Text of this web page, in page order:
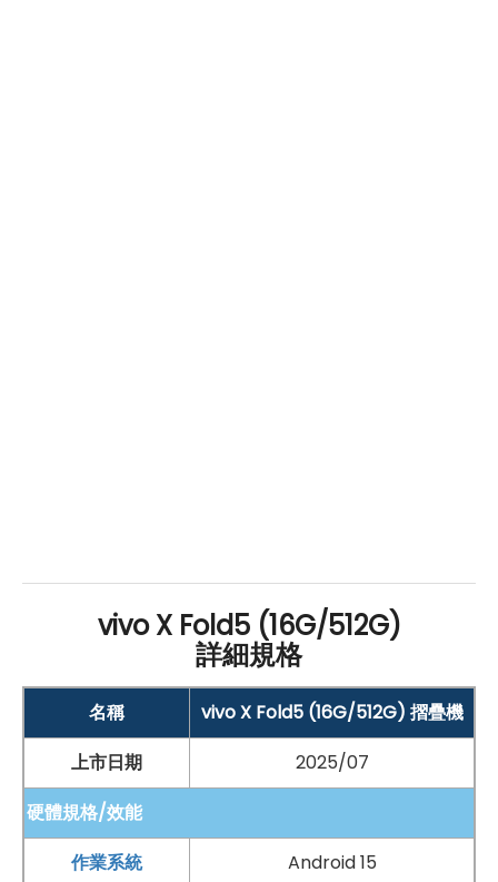
vivo X Fold5 (16G/512G)
詳細規格
名稱
vivo X Fold5 (16G/512G) 摺疊機
上市日期
2025/07
硬體規格/效能
作業系統
Android 15